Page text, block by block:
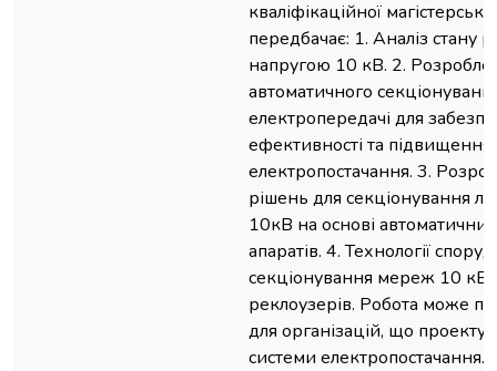
кваліфікаційної
передбачає: 1. Аналіз стану
напругою 10 кВ. 2.
автоматичного
електропередачі для
ефективності та підвищення
електропостачання. 3.
рішень для секціонування
10кВ на основі
апаратів. 4. Технології
секціонування мереж 10 кВ
реклоузерів. Робота може
для організацій, що
системи електропостачання.